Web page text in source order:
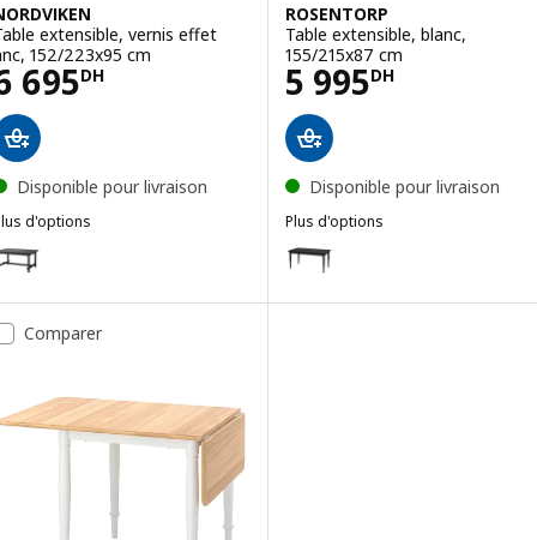
extensible, vernis effet
152/223x95 cm
695DH
6695DH
Disponible pour livraison
d'options
: NORDVIKEN, Table extensible, noir, 152/223x95 cm
ROSENTORP
Table extensible, blanc,
155/215x87 cm
5 995DH
Prix 5995DH
Disponible pour livraison
Plus d'options
Option : ROSENTORP, Table
Comparer